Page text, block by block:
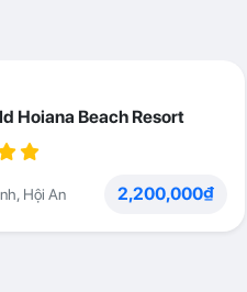
Hoiana Beach Resort
Hội An 2,200,000₫